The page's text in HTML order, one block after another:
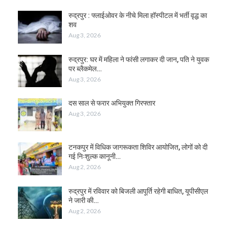
रुद्रपुर : फ्लाईओवर के नीचे मिला हॉस्पीटल में भर्ती वृद्ध का
शव
Aug 3, 2026
रुद्रपुर: घर में महिला ने फांसी लगाकर दी जान, पति ने युवक
पर ब्लैकमेल…
Aug 3, 2026
दस साल से फरार अभियुक्त गिरफ्तार
Aug 3, 2026
टनकपुर में विधिक जागरूकता शिविर आयोजित, लोगों को दी
गई निःशुल्क कानूनी…
Aug 2, 2026
रुद्रपुर में रविवार को बिजली आपूर्ति रहेगी बाधित, यूपीसीएल
ने जारी की…
Aug 2, 2026